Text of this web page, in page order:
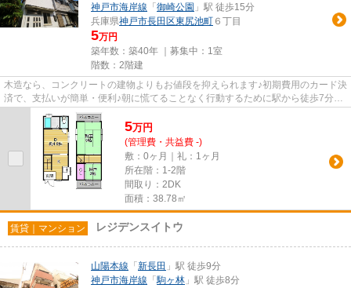
神戸市海岸線 「 御崎公園 」駅 徒歩15分
兵庫県神戸市長田区東尻池町 ６丁目
5万円
築年数：築40年 ｜募集中： 1室
階数：2階建
木造なら、コンクリートの建物よりもお値段を抑えられます♪初期費用のカード決
済で、支払いが簡単・便利♪朝に慌てることなく行動するために駅から徒歩7分の
駅近物件はいかがでしょうか...
5万円
(管理費・共益費 -)
敷：0ヶ月｜礼：1ヶ月
所在階：1-2階
間取り：2DK
面積：38.78㎡
賃貸｜マンション レジデンスイトウ
山陽本線 「 新長田 」駅 徒歩9分
神戸市海岸線 「駒ヶ林 」駅 徒歩8分